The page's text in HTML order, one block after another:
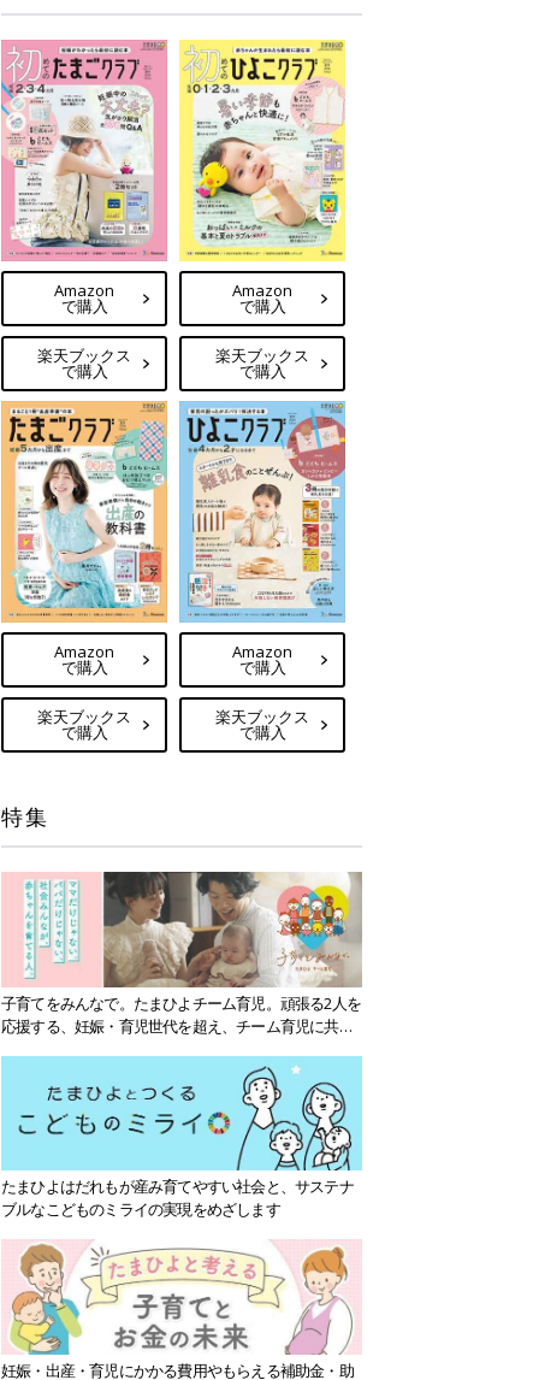
Amazon
で購入
楽天ブックス
で購入
Amazon
で購入
楽天ブックス
で購入
Amazon
で購入
楽天ブックス
で購入
Amazon
で購入
楽天ブックス
で購入
特集
子育てをみんなで。たまひよチーム育児。頑張る2人を
応援する、妊娠・育児世代を超え、チーム育児に共感
たまひよはだれもが産み育てやすい社会と、サステナ
ブルなこどものミライの実現をめざします
妊娠・出産・育児にかかる費用やもらえる補助金・助